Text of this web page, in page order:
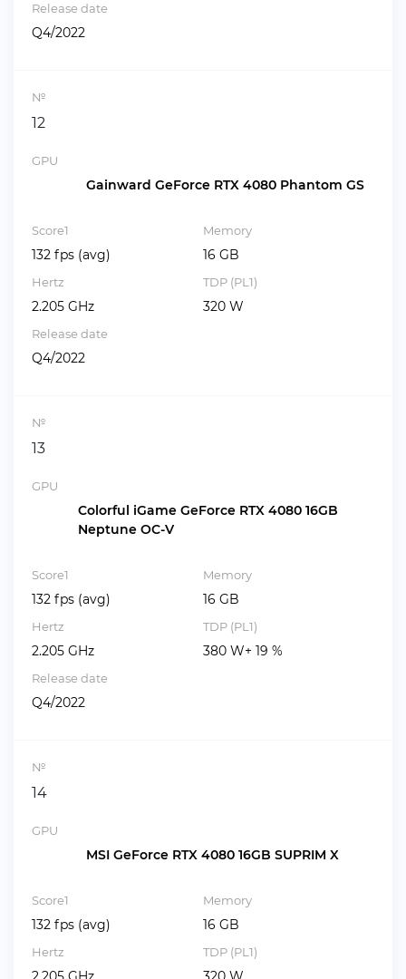
Release date
Q4/2022
№
12
GPU
Gainward GeForce RTX 4080 Phantom GS
Score1
132 fps (avg)
Memory
16 GB
Hertz
2.205 GHz
TDP (PL1)
320 W
Release date
Q4/2022
№
13
GPU
Colorful iGame GeForce RTX 4080 16GB
Neptune OC-V
Score1
132 fps (avg)
Memory
16 GB
Hertz
2.205 GHz
TDP (PL1)
380 W+ 19 %
Release date
Q4/2022
№
14
GPU
MSI GeForce RTX 4080 16GB SUPRIM X
Score1
132 fps (avg)
Memory
16 GB
Hertz TDP (PL1)